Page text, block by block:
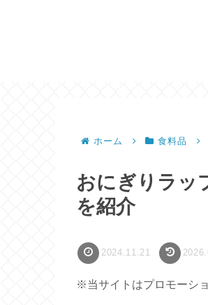
ホーム 食料品
おにぎりラッ
を紹介
2024.11.21
※当サイトはプロモーシ